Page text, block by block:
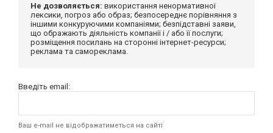
Не дозволяється: використання ненормативної
лексики, погроз або образ; безпосереднє порівняння з
іншими конкуруючими компаніями; безпідставні заяви,
що ображають діяльність компанії і / або її послуги;
розміщення посилань на сторонні інтернет-ресурси;
реклама та самореклама.
Введіть email:
Ваш e-mail не відображатиметься на сайті